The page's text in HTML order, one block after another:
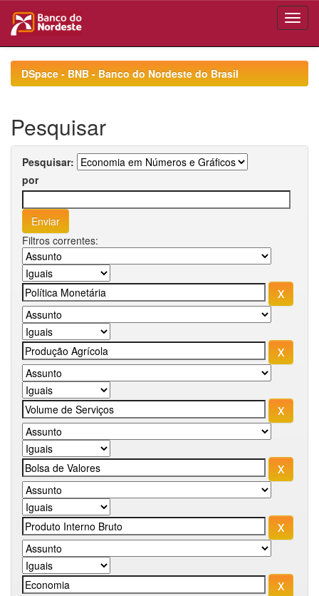
navigationDSpace - BNB - Banco do Nordeste do Brasil
Pesquisar
Pesquisar:
por
Filtros correntes: